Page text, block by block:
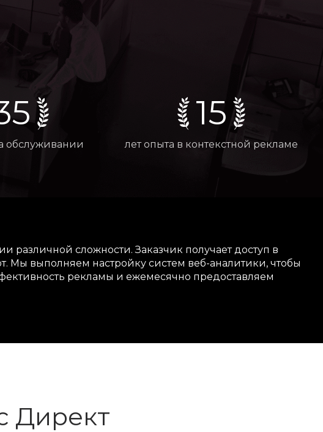
обслуживании
15
лет опыта в контекстной рекламе
различной сложности. Заказчик получает доступ в
Мы выполняем настройку систем веб-аналитики, чтобы
рекламы и ежемесячно предоставляем
Директ